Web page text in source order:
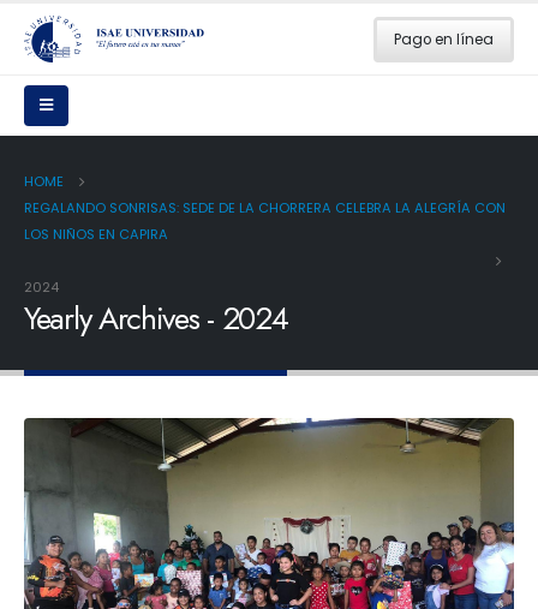
Pago en línea
HOME
REGALANDO SONRISAS: SEDE DE LA CHORRERA CELEBRA LA ALEGRÍA CON
LOS NIÑOS EN CAPIRA
2024
Yearly Archives - 2024